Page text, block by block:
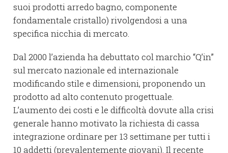
suoi prodotti arredo bagno, componente
fondamentale cristallo) rivolgendosi a una
specifica nicchia di mercato.
Dal 2000 l’azienda ha debuttato col marchio “Q’in”
sul mercato nazionale ed internazionale
modificando stile e dimensioni, proponendo un
prodotto ad alto contenuto progettuale.
L’aumento dei costi e le difficoltà dovute alla crisi
generale hanno motivato la richiesta di cassa
integrazione ordinare per 13 settimane per tutti i
10 addetti (prevalentemente giovani). Il recente